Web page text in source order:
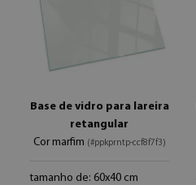
Base de vidro para lareira
retangular
Cor marfim (#ppkprntp-ccf8f7f3)
tamanho de: 60x40 cm